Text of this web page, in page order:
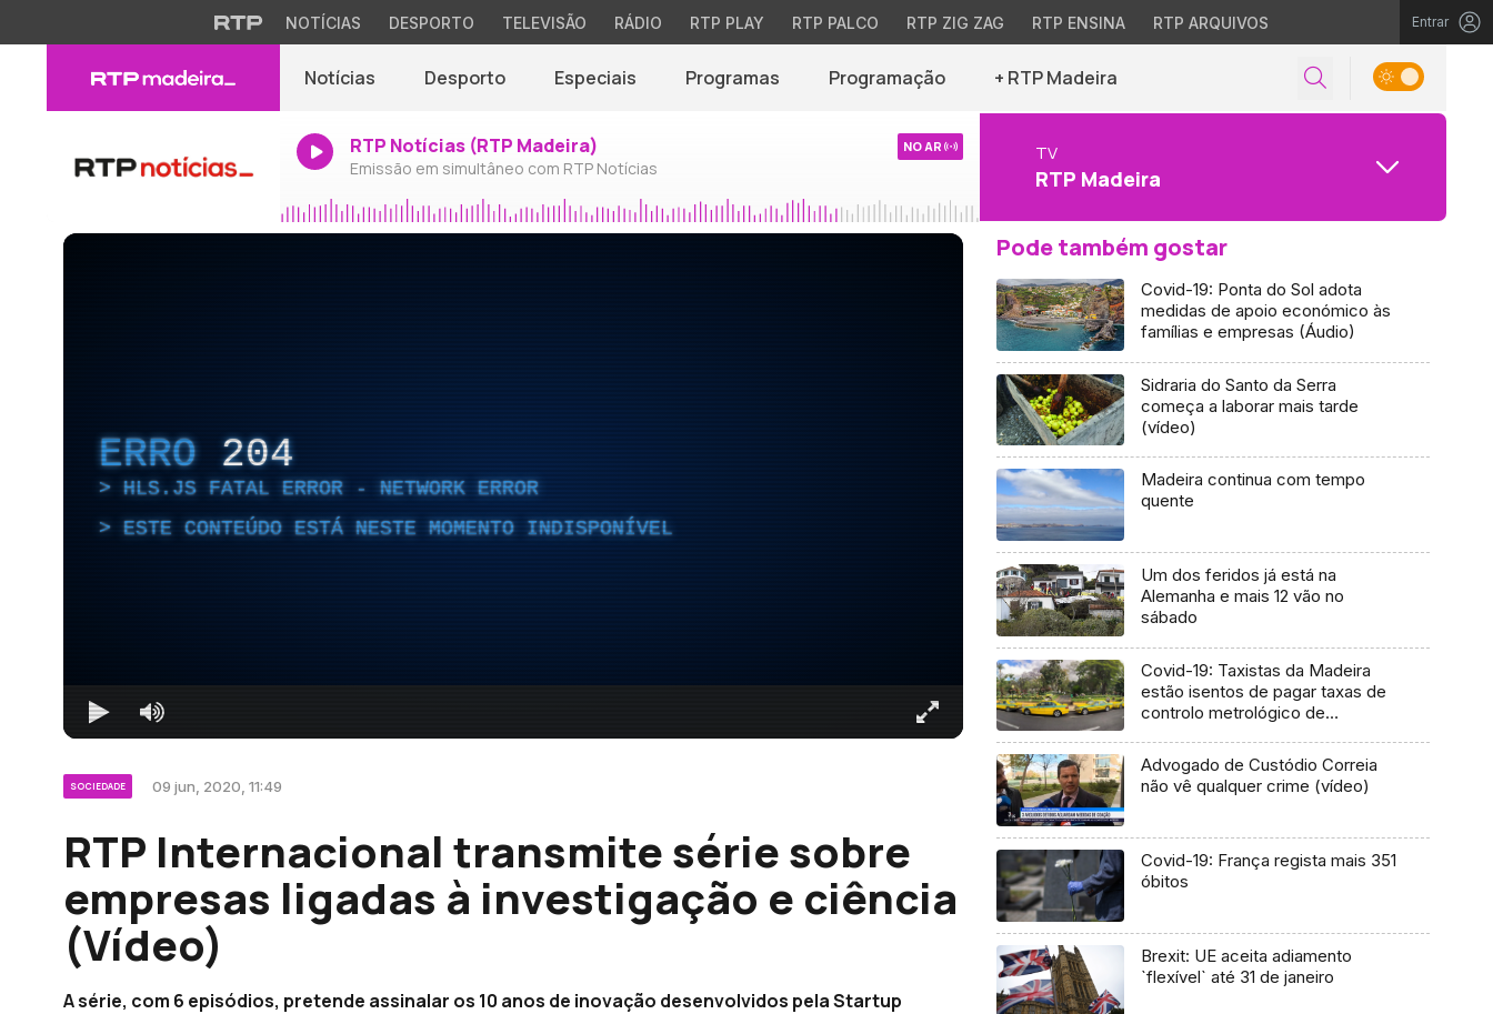
NOTÍCIAS DESPORTO TELEVISÃO RÁDIO RTP PLAY RTP PALCO RTP ZIG ZAG RTP ENSINA RTP ARQUIVOS Entrar
Notícias Desporto Especiais Programas Programação + RTP Madeira
RTP Notícias (RTP Madeira)
Emissão em simultâneo com RTP Notícias
NO AR TV
RTP Madeira
ERRO 204
HLS.JS FATAL ERROR - NETWORK ERROR
ESTE CONTEÚDO ESTÁ NESTE MOMENTO INDISPONÍVEL
SOCIEDADE 09 jun, 2020, 11:49
RTP Internacional transmite série sobre
empresas ligadas à investigação e ciência
(Vídeo)
A série, com 6 episódios, pretende assinalar os 10 anos de inovação desenvolvidos pela Startup
Pode também gostar
Covid-19: Ponta do Sol adota
medidas de apoio económico às
famílias e empresas (Áudio)
Sidraria do Santo da Serra
começa a laborar mais tarde
(vídeo)
Madeira continua com tempo
quente
Um dos feridos já está na
Alemanha e mais 12 vão no
sábado
Covid-19: Taxistas da Madeira
estão isentos de pagar taxas de
controlo metrológico de
Advogado de Custódio Correia
não vê qualquer crime (vídeo)
Covid-19: França regista mais 351
óbitos
Brexit: UE aceita adiamento
`flexível` até 31 de janeiro